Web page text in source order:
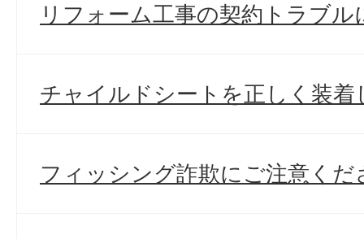
リフォーム工事の契約トラブ
チャイルドシートを正しく装着
フィッシング詐欺にご注意くだ